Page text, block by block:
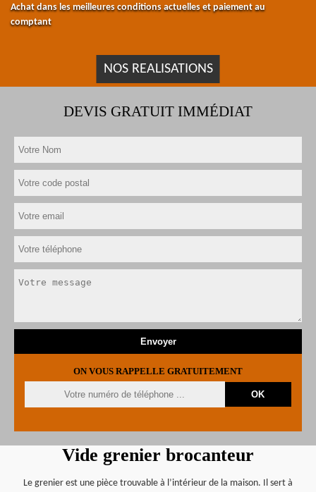
Achat dans les meilleures conditions actuelles et paiement au
comptant
NOS REALISATIONS
DEVIS GRATUIT IMMÉDIAT
ON VOUS RAPPELLE GRATUITEMENT
Vide grenier brocanteur
Le grenier est une pièce trouvable à l’intérieur de la maison. Il sert à